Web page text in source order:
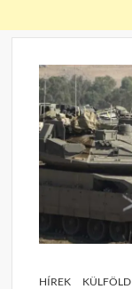
HÍREK KÜLFÖLD